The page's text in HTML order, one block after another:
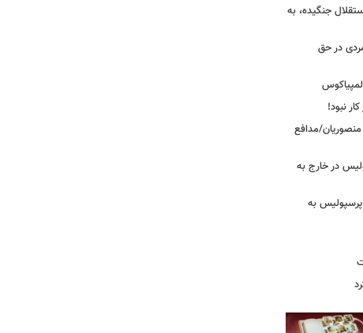
جنگیده، به
در حق
نبود!
مدافع
در خارج به
پرسپولیس به